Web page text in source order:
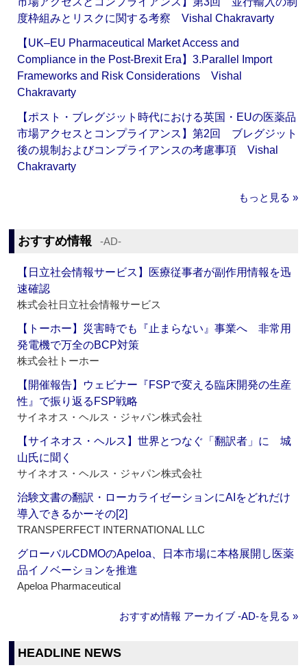
度枠組みとリスクに関する考察 Vishal Chakravarty
【UK–EU Pharmaceutical Market Access and
Compliance in the Post-Brexit Era】3.Parallel Import
Frameworks and Risk Considerations Vishal
Chakravarty
【ポスト・ブレグジット時代における英国・EUの医薬品
市場アクセスとコンプライアンス】第2回 ブレグジット
後の規制およびコンプライアンスの考慮事項 Vishal
Chakravarty
もっと見る »
おすすめ情報 ‐AD‐
【日立社会情報サービス】医療従事者が副作用情報を迅
速確認
株式会社日立社会情報サービス
【トーホー】災害時でも『止まらない』事業へ 非常用
発電機で万全のBCP対策
株式会社トーホー
【開催報告】ウェビナー『FSPで変える臨床開発の生産
性』で振り返るFSP戦略
サイネオス・ヘルス・ジャパン株式会社
【サイネオス・ヘルス】世界とつなぐ「翻訳者」に 城
山氏に聞く
サイネオス・ヘルス・ジャパン株式会社
治験文書の翻訳・ローカライゼーションにAIをどれだけ
導入できるかーその[2]
TRANSPERFECT INTERNATIONAL LLC
グローバルCDMOのApeloa、日本市場に本格展開し医薬
品イノベーションを推進
Apeloa Pharmaceutical
おすすめ情報 アーカイブ ‐AD‐を見る »
HEADLINE NEWS